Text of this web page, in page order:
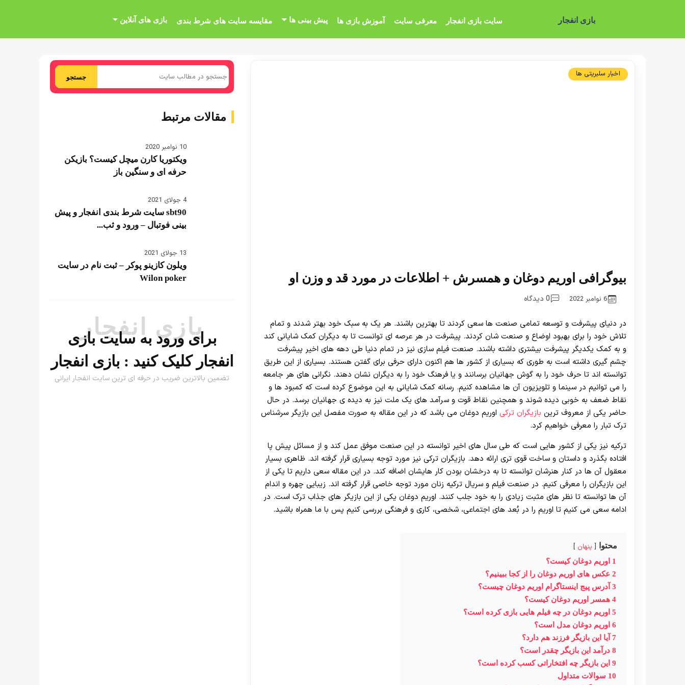
بازی انفجار سایت بازی انفجار معرفی سایت آموزش بازی ها پیش بینی ها مقایسه سایت های شرط بندی بازی های آنلاین
اخبار سلبریتی ها
بیوگرافی اوریم دوغان و همسرش + اطلاعات در مورد قد و وزن او
6 نوامبر 2022 0 دیدگاه
در دنیای پیشرفت و توسعه تمامی صنعت ها سعی کردند تا بهترین باشند. هر یک به سبک خود بهتر شدند و تمام
تلاش خود را برای بهبود اوضاع و صنعت شان کردند. پیشرفت در هر عرصه ای توانست تا به دیگران کمک شایانی کند
و به کمک یکدیگر پیشرفت بیشتری داشته باشند. صنعت فیلم سازی نیز در تمام دنیا طی دهه های اخیر پیشرفت
چشم گیری داشته است به طوری که بسیاری از کشور ها هم اکنون دارای حرفی برای گفتن هستند. بسیاری از این طریق
توانسته اند تا حرف خود را به گوش جهانیان برسانند و یا فرهنگ خود را به دیگران نشان دهند. نگرانی های هر جامعه
را می توانیم در سینما و تلویزیون آن ها مشاهده کنیم. رسانه کمک شایانی به این موضوع کرده است که کمبود ها و
نقاط ضعف به خوبی دیده شوند و همچنین نقاط قوت و سرآمد های یک ملت نیز به دیده ی جهانیان برسد. در حال
حاضر یکی از معروف ترین بازیگران ترکی اوریم دوغان می باشد که در این مقاله به صورت مفصل این بازیگر سرشناس
ترک تبار را معرفی خواهیم کرد.
ترکیه نیز یکی از کشور هایی است که طی سال‌ های اخیر توانسته در این صنعت موفق عمل کند و از مسائل پیش پا
افتاده بگذرد و داستان و ساخت قوی تری ارائه دهد. بازیگران ترکی نیز مورد توجه بسیاری قرار گرفته اند. ظاهری بسیار
معقول آن ها در کنار هنرشان توانسته تا به درخشان بودن کار هایشان اضافه کند. در این مقاله سعی داریم تا یکی از
این بازیگران را معرفی کنیم. در صنعت فیلم و سریال ترکیه زنان مورد توجه خاصی قرار گرفته اند. زیبایی چهره و اندام
آن ها توانسته تا نظر های مثبت زیادی را به خود جلب کنند. اوریم دوغان یکی از این بازیگر های جذاب ترک است. در
ادامه سعی می کنیم تا اوریم را در بُعد های اجتماعی، شخصی، کاری و فرهنگی بررسی کنیم پس با ما همراه باشید.
محتوا پنهان
1 اوریم دوغان کیست؟
2 عکس های اوریم دوغان را از کجا ببینیم؟
3 آدرس پیج اینستاگرام اوریم دوغان چیست؟
4 همسر اوریم دوغان کیست؟
5 اوریم دوغان در چه فیلم هایی بازی کرده است؟
6 اوریم دوغان مدل است؟
7 آیا این بازیگر فرزند هم دارد؟
8 درآمد این بازیگر چقدر است؟
9 این بازیگر چه افتخاراتی کسب کرده است؟
10 سوالات متداول
جستجو
مقالات مرتبط
10 نوامبر 2020
ویکتوریا کارن میچل کیست؟ بازیکن
حرفه ای و سنگین باز
4 جولای 2021
sbt90 سایت شرط بندی انفجار و پیش
بینی فوتبال – ورود و ثب...
13 جولای 2021
ویلون کازینو پوکر – ثبت نام در سایت
Wilon poker
بازی انفجار
برای ورود به سایت بازی
انفجار کلیک کنید : بازی انفجار
تضمین بالاترین ضریب در حرفه ای ترین سایت انفجار ایرانی